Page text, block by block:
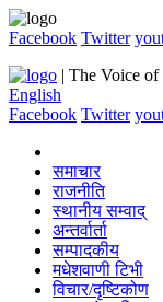
Facebook Twitter
| The Voice of
English
Facebook Twitter
समाचार
राजनीति
स्थानीय सम्वाद्
अन्तर्वार्ता
सम्पादकीय
मधेशवाणी टिभी
विचार/दृष्टिकोण